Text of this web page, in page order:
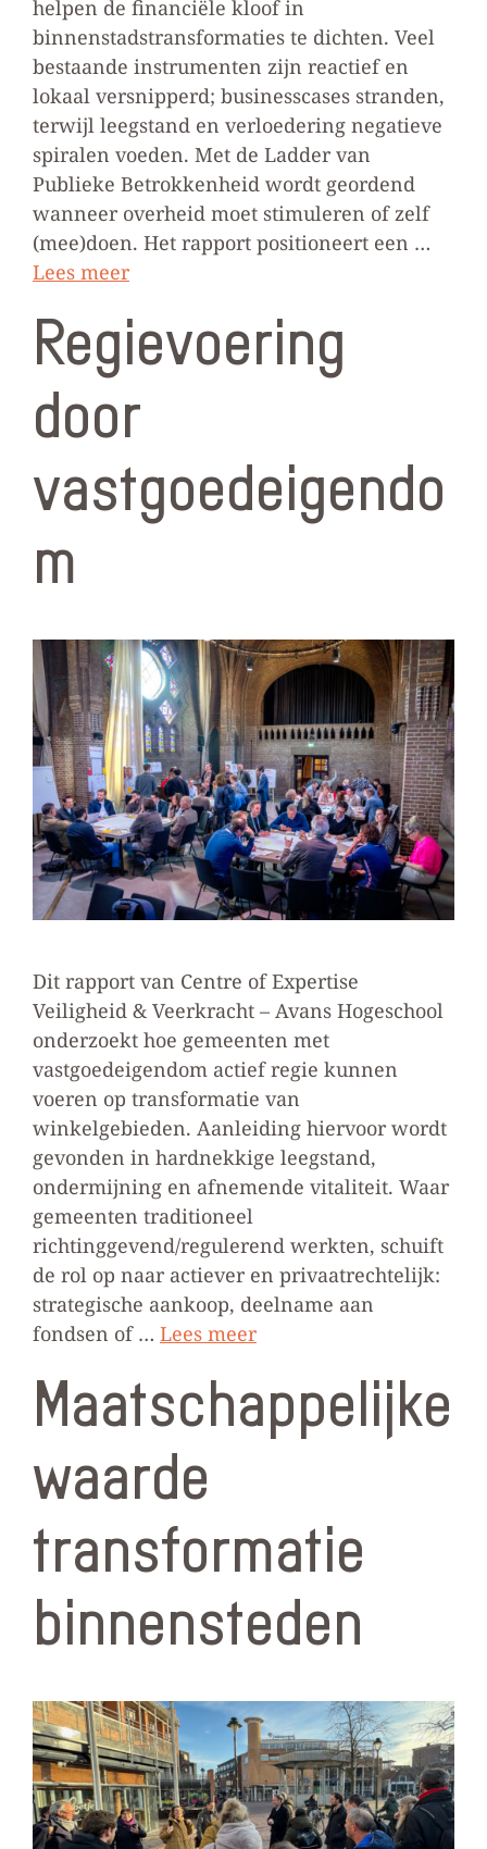
helpen de financiële kloof in
binnenstadstransformaties te dichten. Veel
bestaande instrumenten zijn reactief en
lokaal versnipperd; businesscases stranden,
terwijl leegstand en verloedering negatieve
spiralen voeden. Met de Ladder van
Publieke Betrokkenheid wordt geordend
wanneer overheid moet stimuleren of zelf
(mee)doen. Het rapport positioneert een …
Lees meer
Regievoering
door
vastgoedeigendo
m
Dit rapport van Centre of Expertise
Veiligheid & Veerkracht – Avans Hogeschool
onderzoekt hoe gemeenten met
vastgoedeigendom actief regie kunnen
voeren op transformatie van
winkelgebieden. Aanleiding hiervoor wordt
gevonden in hardnekkige leegstand,
ondermijning en afnemende vitaliteit. Waar
gemeenten traditioneel
richtinggevend/regulerend werkten, schuift
de rol op naar actiever en privaatrechtelijk:
strategische aankoop, deelname aan
fondsen of … Lees meer
Maatschappelijke
waarde
transformatie
binnensteden